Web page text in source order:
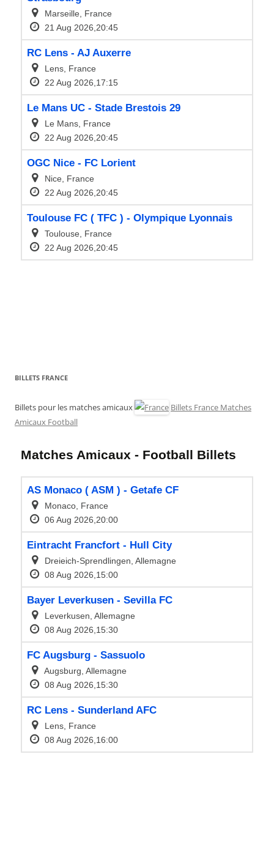
BILLETS FRANCE
Billets pour les matches amicaux
Billets France Matches
Amicaux Football